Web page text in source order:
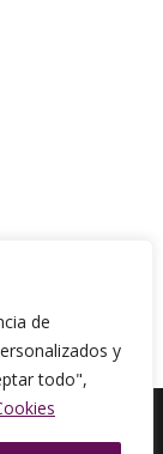
de
y
todo",